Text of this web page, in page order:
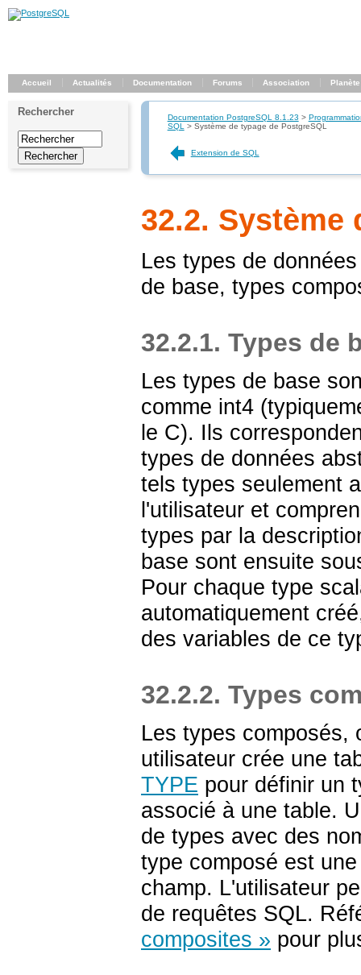
Accueil Actualités Documentation Forums Association Planète
Rechercher Documentation PostgreSQL 8.1.23 >
SQL
> Système de typage de PostgreSQL
Extension de SQL
32.2. Système
Les types de
de base, types
32.2.1. Types de
Les types de base
comme int4
le C). Ils
types de données
tels types seulement
l'utilisateur et
types par la
base sont ensuite
Pour chaque type
automatiquement
des variables de ce
32.2.2. Types
Les types composés,
utilisateur crée une
TYPE pour définir un
associé à une table.
de types avec des
type composé est
champ. L'utilisateur
de requêtes SQL.
composites » pour